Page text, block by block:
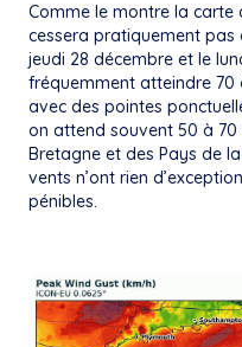
Comme le montre la carte
cessera pratiquement pas
jeudi 28 décembre et le
fréquemment atteindre
avec des pointes
on attend souvent 50 à
Bretagne et des Pays de la
vents n’ont rien
pénibles.